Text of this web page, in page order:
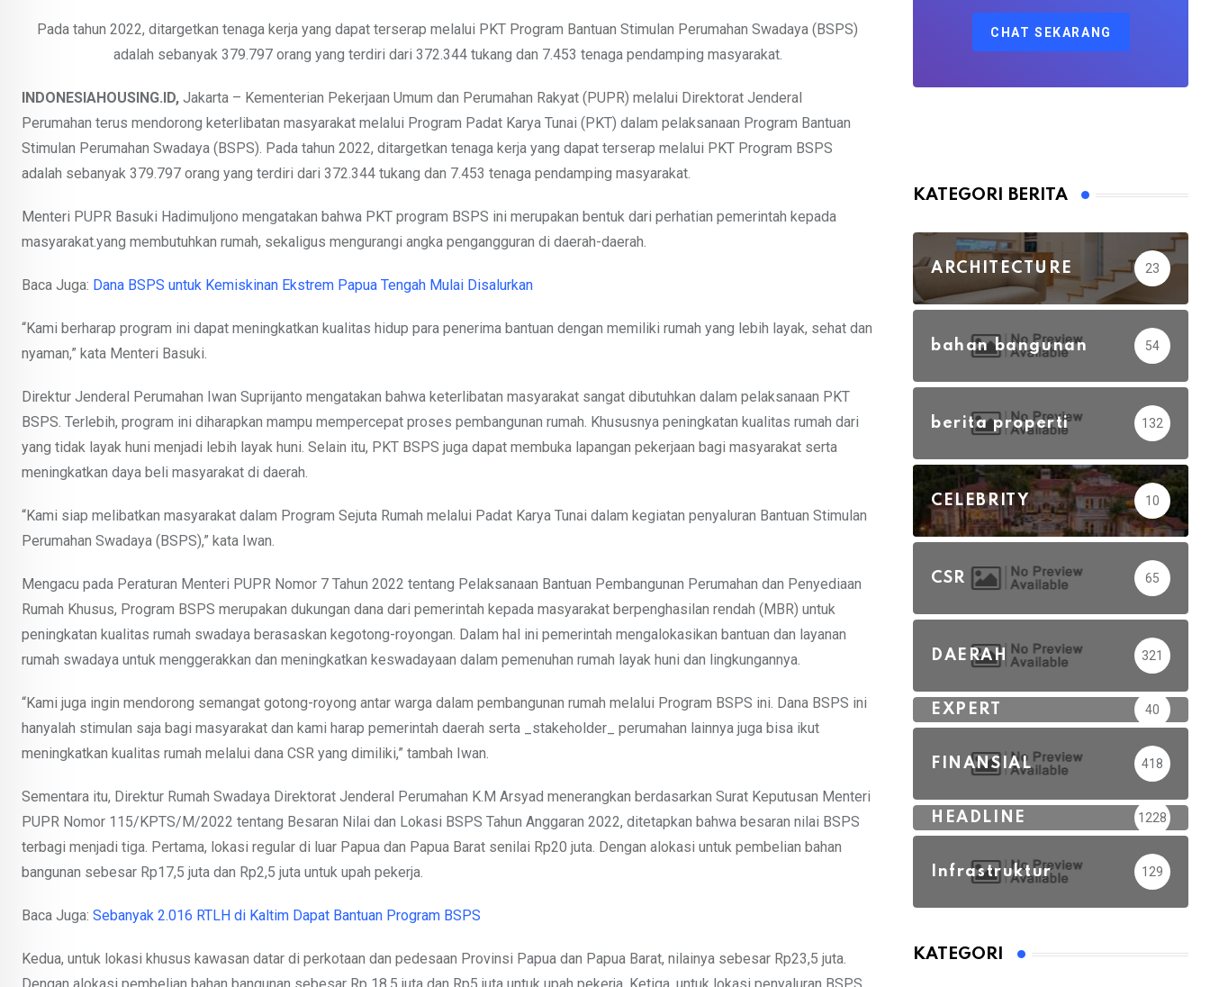
Pada tahun 2022, ditargetkan tenaga kerja yang dapat terserap melalui PKT Program Bantuan Stimulan Perumahan Swadaya (BSPS)
adalah sebanyak 379.797 orang yang terdiri dari 372.344 tukang dan 7.453 tenaga pendamping masyarakat.
INDONESIAHOUSING.ID, Jakarta – Kementerian Pekerjaan Umum dan Perumahan Rakyat (PUPR) melalui Direktorat Jenderal
Perumahan terus mendorong keterlibatan masyarakat melalui Program Padat Karya Tunai (PKT) dalam pelaksanaan Program Bantuan
Stimulan Perumahan Swadaya (BSPS). Pada tahun 2022, ditargetkan tenaga kerja yang dapat terserap melalui PKT Program BSPS
adalah sebanyak 379.797 orang yang terdiri dari 372.344 tukang dan 7.453 tenaga pendamping masyarakat.
Menteri PUPR Basuki Hadimuljono mengatakan bahwa PKT program BSPS ini merupakan bentuk dari perhatian pemerintah kepada
masyarakat.yang membutuhkan rumah, sekaligus mengurangi angka pengangguran di daerah-daerah.
Baca Juga: Dana BSPS untuk Kemiskinan Ekstrem Papua Tengah Mulai Disalurkan
“Kami berharap program ini dapat meningkatkan kualitas hidup para penerima bantuan dengan memiliki rumah yang lebih layak, sehat dan
nyaman,” kata Menteri Basuki.
Direktur Jenderal Perumahan Iwan Suprijanto mengatakan bahwa keterlibatan masyarakat sangat dibutuhkan dalam pelaksanaan PKT
BSPS. Terlebih, program ini diharapkan mampu mempercepat proses pembangunan rumah. Khususnya peningkatan kualitas rumah dari
yang tidak layak huni menjadi lebih layak huni. Selain itu, PKT BSPS juga dapat membuka lapangan pekerjaan bagi masyarakat serta
meningkatkan daya beli masyarakat di daerah.
“Kami siap melibatkan masyarakat dalam Program Sejuta Rumah melalui Padat Karya Tunai dalam kegiatan penyaluran Bantuan Stimulan
Perumahan Swadaya (BSPS),” kata Iwan.
Mengacu pada Peraturan Menteri PUPR Nomor 7 Tahun 2022 tentang Pelaksanaan Bantuan Pembangunan Perumahan dan Penyediaan
Rumah Khusus, Program BSPS merupakan dukungan dana dari pemerintah kepada masyarakat berpenghasilan rendah (MBR) untuk
peningkatan kualitas rumah swadaya berasaskan kegotong-royongan. Dalam hal ini pemerintah mengalokasikan bantuan dan layanan
rumah swadaya untuk menggerakkan dan meningkatkan keswadayaan dalam pemenuhan rumah layak huni dan lingkungannya.
“Kami juga ingin mendorong semangat gotong-royong antar warga dalam pembangunan rumah melalui Program BSPS ini. Dana BSPS ini
hanyalah stimulan saja bagi masyarakat dan kami harap pemerintah daerah serta _stakeholder_ perumahan lainnya juga bisa ikut
meningkatkan kualitas rumah melalui dana CSR yang dimiliki,” tambah Iwan.
Sementara itu, Direktur Rumah Swadaya Direktorat Jenderal Perumahan K.M Arsyad menerangkan berdasarkan Surat Keputusan Menteri
PUPR Nomor 115/KPTS/M/2022 tentang Besaran Nilai dan Lokasi BSPS Tahun Anggaran 2022, ditetapkan bahwa besaran nilai BSPS
terbagi menjadi tiga. Pertama, lokasi regular di luar Papua dan Papua Barat senilai Rp20 juta. Dengan alokasi untuk pembelian bahan
bangunan sebesar Rp17,5 juta dan Rp2,5 juta untuk upah pekerja.
Baca Juga: Sebanyak 2.016 RTLH di Kaltim Dapat Bantuan Program BSPS
Kedua, untuk lokasi khusus kawasan datar di perkotaan dan pedesaan Provinsi Papua dan Papua Barat, nilainya sebesar Rp23,5 juta.
CHAT SEKARANG
KATEGORI BERITA
ARCHITECTURE 23
bahan bangunan 54
berita properti 132
CELEBRITY 10
CSR 65
DAERAH 321
EXPERT 40
FINANSIAL 418
HEADLINE 1228
Infrastruktur 129
KATEGORI